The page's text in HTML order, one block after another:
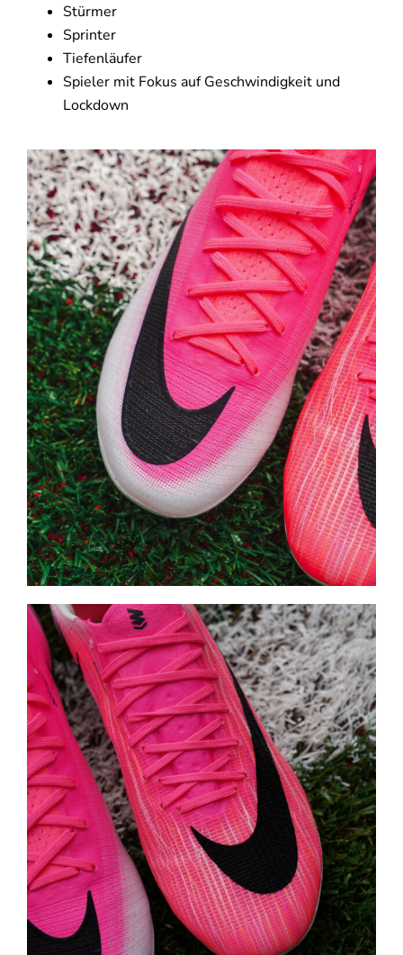
Stürmer
Sprinter
Tiefenläufer
Spieler mit Fokus auf Geschwindigkeit und
Lockdown